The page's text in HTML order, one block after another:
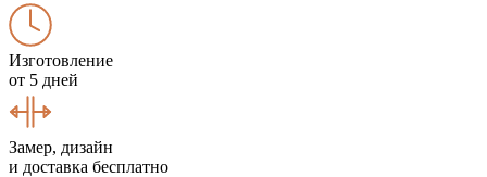
Изготовление
от 5 дней
Замер, дизайн
и доставка бесплатно